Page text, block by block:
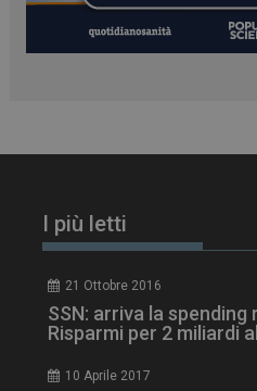
I più letti
21 Ottobre 2016
SSN: arriva la spending
Risparmi per 2 miliardi
10 Aprile 2017
tracking-sites-
ironfish-session-id